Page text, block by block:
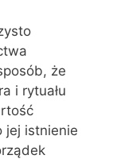
że
i rytuału
jej istnienie